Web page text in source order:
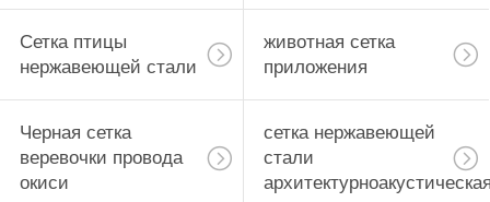
Сетка птицы
нержавеющей стали
животная сетка
приложения
Черная сетка
веревочки провода
окиси
сетка нержавеющей
стали